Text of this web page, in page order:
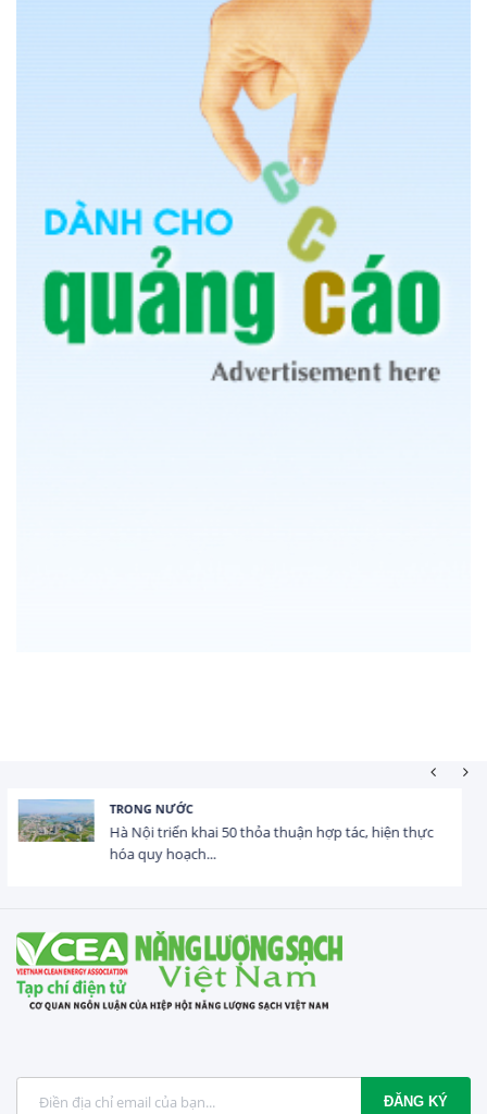
HOẠT ĐỘNG ĐẦU TƯ
Tổng vốn FDI đăng ký vào Việt Nam đạt gần 25 tỷ
USD trong 5 tháng...
ĐĂNG KÝ